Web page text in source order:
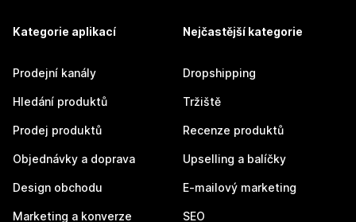
Kategorie aplikací
Prodejní kanály
Hledání produktů
Prodej produktů
Objednávky a doprava
Design obchodu
Marketing a konverze
Nejčastější kategorie
Dropshipping
Tržiště
Recenze produktů
Upselling a balíčky
E-mailový marketing
SEO